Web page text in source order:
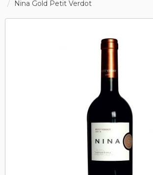
Nina Gold Petit Verdot